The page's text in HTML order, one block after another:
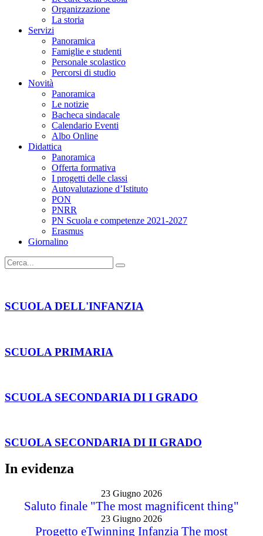
Organizzazione
La storia
Servizi
Panoramica
Famiglie e studenti
Personale scolastico
Percorsi di studio
Novità
Panoramica
Le notizie
Bacheca sindacale
Calendario Eventi
Albo Online
Didattica
Panoramica
Offerta formativa
I progetti delle classi
Autovalutazione d’Istituto
PON
PNRR
PN Scuola e competenze 2021-2027
Erasmus
Giornalino
SCUOLA DELL'INFANZIA
SCUOLA PRIMARIA
SCUOLA SECONDARIA DI I GRADO
SCUOLA SECONDARIA DI II GRADO
In evidenza
23 Giugno 2026
Saluto finale "The most magnificent thing"
23 Giugno 2026
Progetto eTwinning Infanzia The most